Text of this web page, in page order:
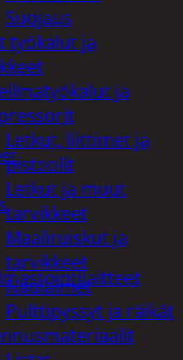
Suojaus
työkalut ja
ja
Letkut, liittimet ja
pistoolit
Letkut ja muut
tarvikkeet
Maaliruiskut ja
tarvikkeet
Naulaimet
Pulttipyssyt ja räikät